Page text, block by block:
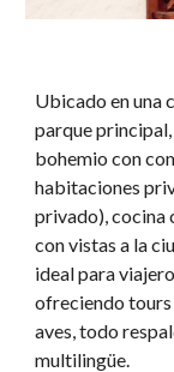
Ubicado en una
parque
bohemio con
habitaciones
privado), cocina
con vistas a la
ideal para
ofreciendo
aves, todo
multilingüe.